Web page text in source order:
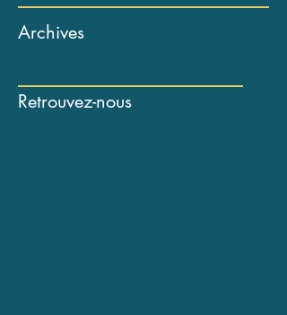
Retrouvez-nous
Archives